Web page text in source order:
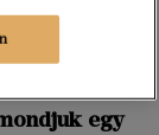
ami
egy